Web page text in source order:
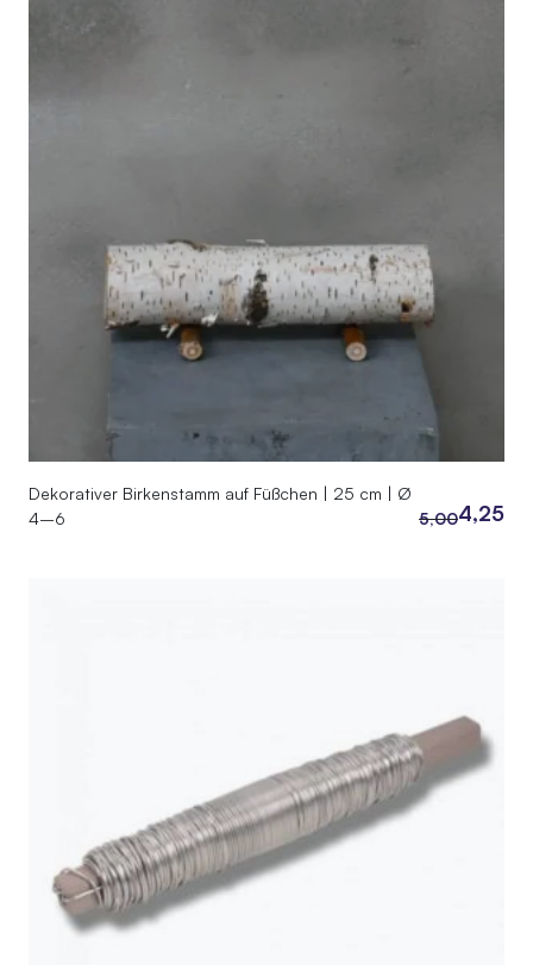
Dekorativer Birkenstamm auf Füßchen | 25 cm | Ø
4–6
5,004,25